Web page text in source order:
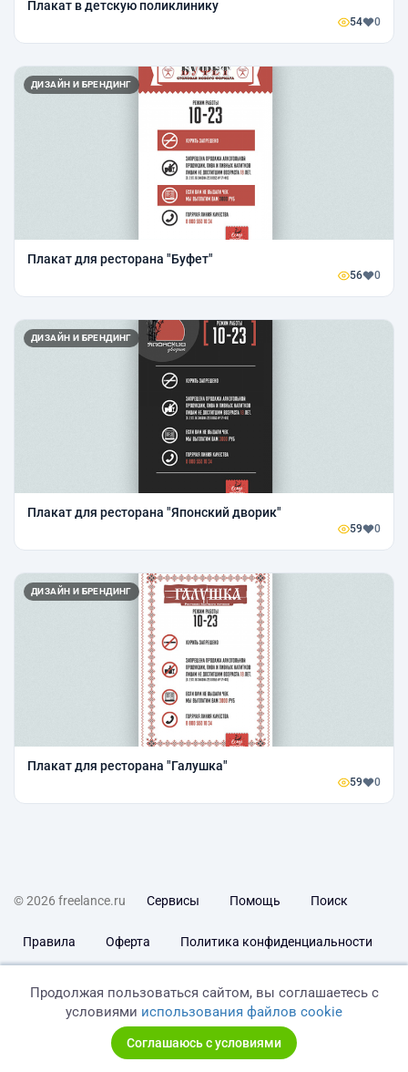
Плакат в детскую поликлинику
54 0
ДИЗАЙН И БРЕНДИНГ
Плакат для ресторана "Буфет"
56 0
ДИЗАЙН И БРЕНДИНГ
Плакат для ресторана "Японский дворик"
59 0
ДИЗАЙН И БРЕНДИНГ
Плакат для ресторана "Галушка"
59 0
© 2026 freelance.ru Сервисы Помощь Поиск
Правила Оферта Политика конфиденциальности
Продолжая пользоваться сайтом, вы соглашаетесь с
условиями использования файлов cookie
Соглашаюсь с условиями